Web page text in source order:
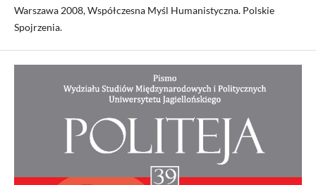
Warszawa 2008, Współczesna Myśl Humanistyczna. Polskie
Spojrzenia.